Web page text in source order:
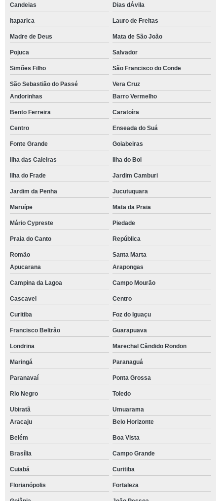
Candeias Dias dÁvila
Itaparica Lauro de Freitas
Madre de Deus Mata de São João
Pojuca Salvador
Simões Filho São Francisco do Conde
São Sebastião do Passé
Vera Cruz
Andorinhas
Barro Vermelho
Bento Ferreira Caratoíra
Centro Enseada do Suá
Fonte Grande Goiabeiras
Ilha das Caieiras Ilha do Boi
Ilha do Frade Jardim Camburi
Jardim da Penha Jucutuquara
Maruípe Mata da Praia
Mário Cypreste Piedade
Praia do Canto República
Romão
Santa Marta
Apucarana
Arapongas
Campina da Lagoa Campo Mourão
Cascavel Centro
Curitiba Foz do Iguaçu
Francisco Beltrão Guarapuava
Londrina Marechal Cândido Rondon
Maringá Paranaguá
Paranavaí Ponta Grossa
Rio Negro Toledo
Ubiratã
Umuarama
Aracaju
Belo Horizonte
Belém Boa Vista
Brasília Campo Grande
Cuiabá Curitiba
Florianópolis Fortaleza